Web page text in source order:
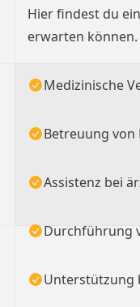
Hier findest du
erwarten können.
Medizinische
Betreuung
Assistenz bei
Durchführung
Unterstützung